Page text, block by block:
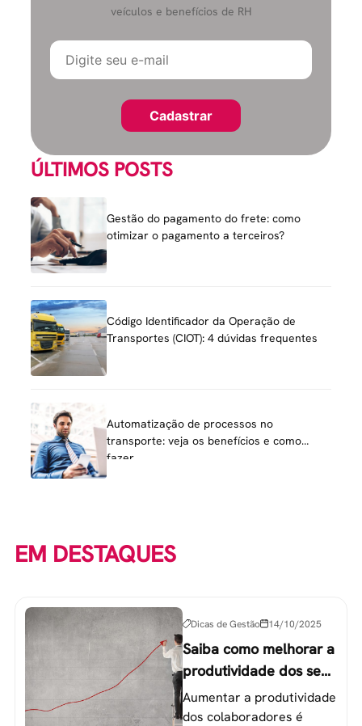
veículos e benefícios de RH
ÚLTIMOS POSTS
Gestão do pagamento do frete: como
otimizar o pagamento a terceiros?
Código Identificador da Operação de
Transportes (CIOT): 4 dúvidas frequentes
Automatização de processos no
transporte: veja os benefícios e como
fazer
EM DESTAQUES
Dicas de Gestão 14/10/2025
Saiba como melhorar a
produtividade dos seus
colaboradores
Aumentar a produtividade
dos colaboradores é